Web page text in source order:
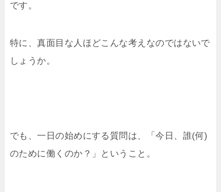
です。
特に、真面目な人ほどこんな考えなのではないで
しょうか。
でも、一日の始めにする質問は、「今日、誰(何)
のために働くのか？」ということ。